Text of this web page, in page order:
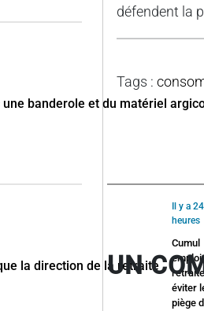
défendent la
Tags :
UN
Il y a 24
heures
Cumul
éviter
piège